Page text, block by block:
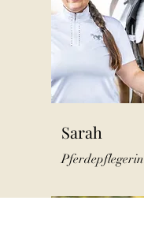
Sarah
Pferdepflegerin